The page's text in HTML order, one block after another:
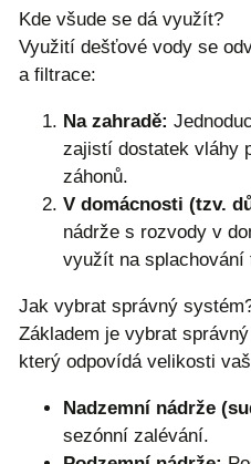
Kde všude se dá využít?
Využití dešťové vody se
a filtrace:
Na zahradě:
zajistí dostatek vláhy
záhonů.
V domácnosti (tzv.
nádrže s rozvody v
využít na splachování
Jak vybrat správný
Základem je vybrat
který odpovídá velikosti
Nadzemní nádrže
sezónní zalévání.